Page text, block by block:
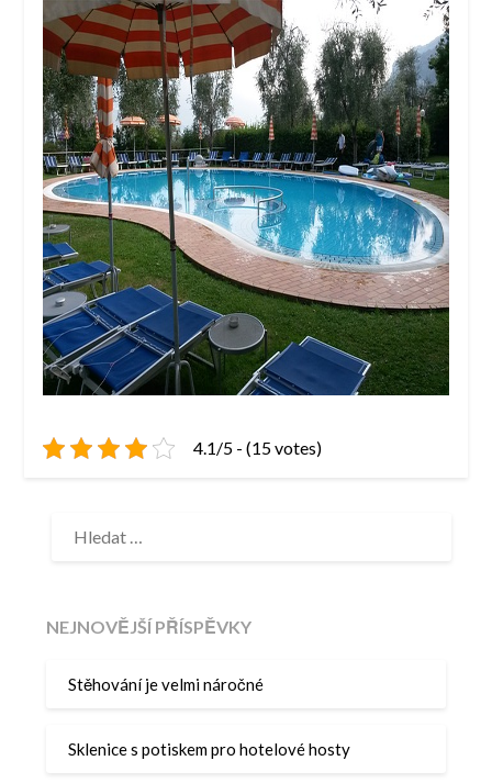
4.1/5 - (15 votes)
NEJNOVĚJŠÍ PŘÍSPĚVKY
Stěhování je velmi náročné
Sklenice s potiskem pro hotelové hosty